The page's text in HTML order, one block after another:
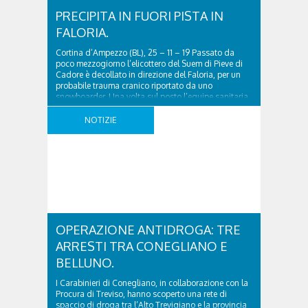
PRECIPITA IN FUORI PISTA IN
FALORIA.
Cortina d’Ampezzo (BL), 25 – 11 – 19 Passato da
poco mezzogiorno l’elicottero del Suem di Pieve di
Cadore è decollato in direzione del Faloria, per un
probabile trauma cranico riportato da uno
snowboarder. Una volta sul posto l’equipe sanitaria
e il tecnico di elisoccorso sono sbarcati
dall’eliambulanza, atterrata nelle vicinanze del
NOTIZIE
OPERAZIONE ANTIDROGA: TRE
ARRESTI TRA CONEGLIANO E
BELLUNO.
I Carabinieri di Conegliano, in collaborazione con la
Procura di Treviso, hanno scoperto una rete di
spaccio di droga tra l’Alto Trevigiano e la provincia